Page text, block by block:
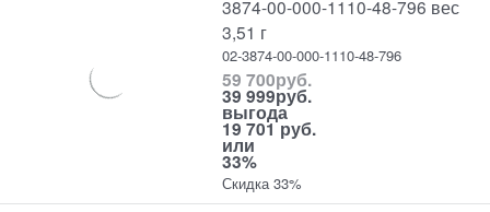
3874-00-000-1110-48-796 вес
3,51 г
02-3874-00-000-1110-48-796
59 700руб.
39 999руб.
выгода
19 701 руб.
или
33%
Скидка 33%